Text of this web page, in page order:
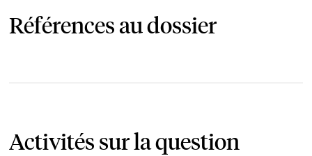
Références au dossier
Activités sur la question